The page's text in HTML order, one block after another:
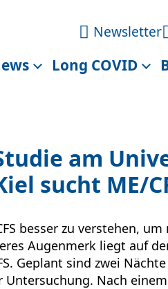
Newsletter
Long COVID
Studie am
sucht ME/
besser zu verstehen,
Augenmerk liegt auf
Geplant sind zwei
Nach